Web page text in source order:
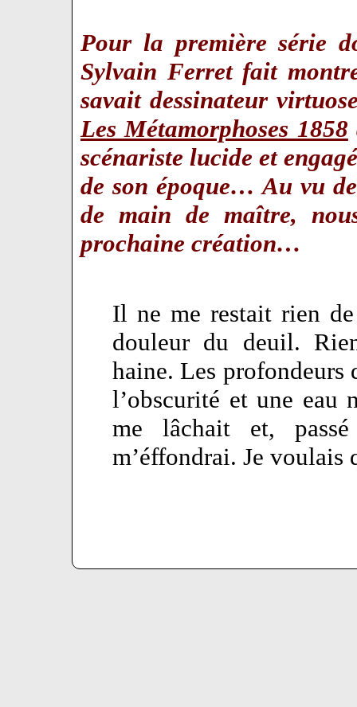
Pour la première série
Sylvain Ferret fait
savait dessinateur
Les Métamorphoses 1858
scénariste lucide et
de son époque… Au vu
de main de maître,
prochaine création…
Il ne me restait rien
douleur du deuil.
haine. Les profondeurs
l’obscurité et une eau
me lâchait et,
m’éffondrai. Je voulais